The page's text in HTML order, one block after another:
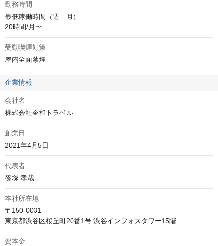
勤務時間
最低稼働時間（週、月）
20時間/月〜
受動喫煙対策
屋内全面禁煙
企業情報
会社名
株式会社令和トラベル
創業日
2021年4月5日
代表者
篠塚 孝哉
本社所在地
〒150-0031
資本金